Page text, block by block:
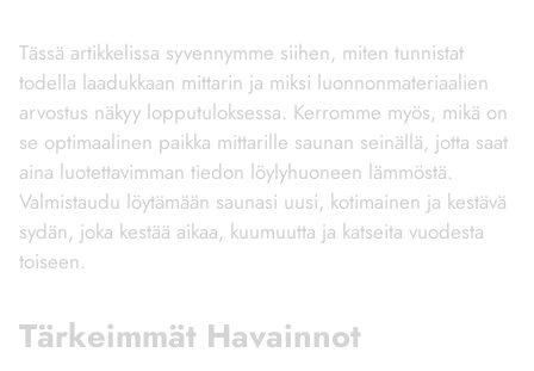
Tässä artikkelissa syvennymme siihen, miten tunnistat
todella laadukkaan mittarin ja miksi luonnonmateriaalien
arvostus näkyy lopputuloksessa. Kerromme myös, mikä on
se optimaalinen paikka mittarille saunan seinällä, jotta saat
aina luotettavimman tiedon löylyhuoneen lämmöstä.
Valmistaudu löytämään saunasi uusi, kotimainen ja kestävä
sydän, joka kestää aikaa, kuumuutta ja katseita vuodesta
toiseen.
Tärkeimmät Havainnot